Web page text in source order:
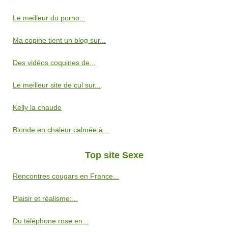
Le meilleur du porno...
Ma copine tient un blog sur...
Des vidéos coquines de...
Le meilleur site de cul sur...
Kelly la chaude
Blonde en chaleur calmée à...
Top site Sexe
Rencontres cougars en France...
Plaisir et réalisme:...
Du téléphone rose en...